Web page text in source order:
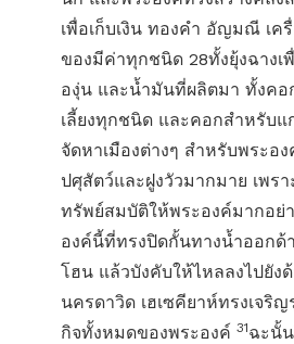
เพื่อเก็บเงิน ทองคำ อัญมณี เค
ของมีค่าทุกชนิด 28ทั้งยุ้งฉางเ
องุ่น และน้ำมันที่ผลิตมา ทั้งคอ
เลี้ยงทุกชนิด และคอกสำหรับแ
จัดหาเมืองต่างๆ สำหรับพระอง
ปศุสัตว์และฝูงวัวมากมาย เพร
ทรัพย์สมบัติให้พระองค์มากอย่า
องค์นี้ที่ทรงปิดกั้นทางน้ำออกด้
โฮน แล้วบังคับให้ไหลลงไปยัง
นครดาวิด เฮเซคียาห์ทรงเจริญ
กิจทั้งหมดของพระองค์ 31ฉะนั้น